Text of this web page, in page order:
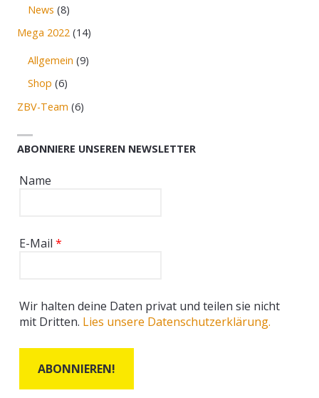
News (8)
Mega 2022 (14)
Allgemein (9)
Shop (6)
ZBV-Team (6)
ABONNIERE UNSEREN NEWSLETTER
Name
E-Mail*
Wir halten deine Daten privat und teilen sie nicht
mit Dritten. Lies unsere Datenschutzerklärung.